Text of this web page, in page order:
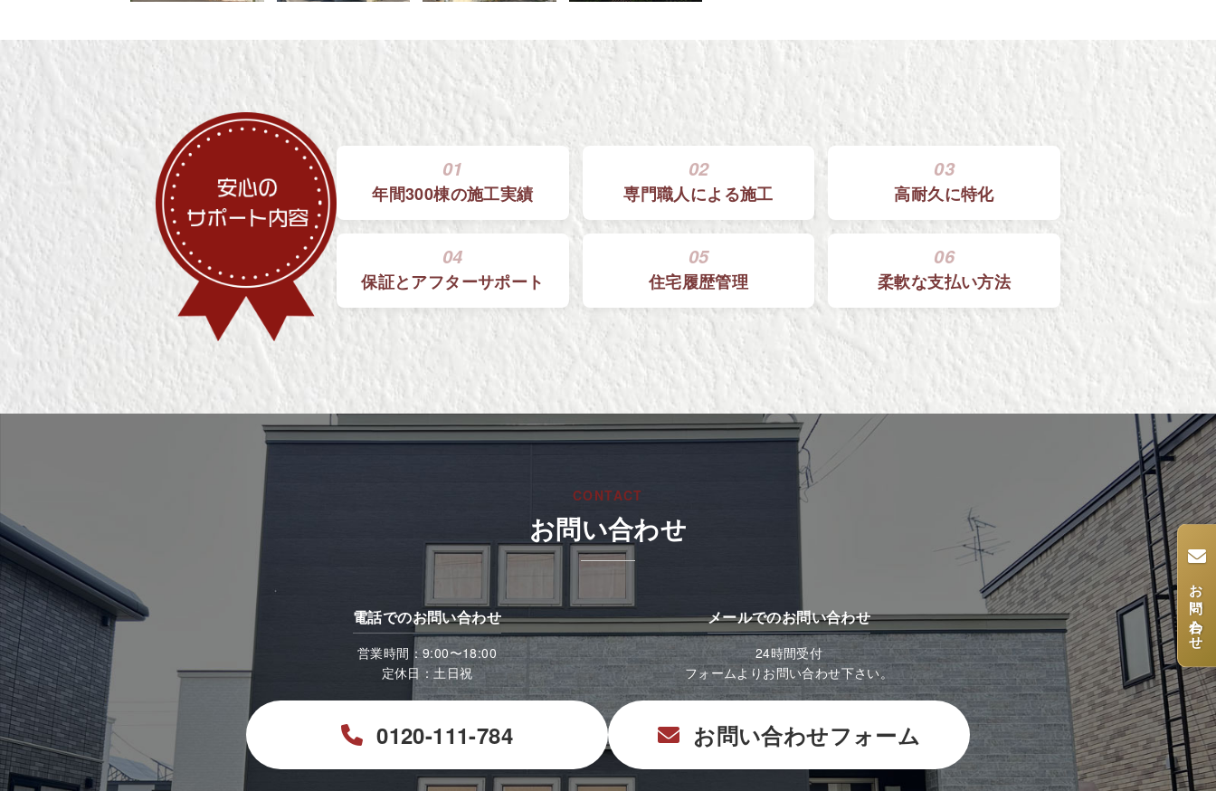
01
年間300棟の施工実績
02
専門職人による施工
03
高耐久に特化
04
保証とアフターサポート
05
住宅履歴管理
06
柔軟な支払い方法
CONTACT
お問い合わせ
電話でのお問い合わせ
営業時間：9:00〜18:00
定休日：土日祝
0120-111-784
メールでのお問い合わせ
24時間受付
フォームよりお問い合わせ下さい。
お問い合わせフォーム
お問い合わせ